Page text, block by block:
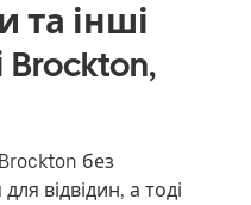
та інші
Brockton,
без
відвідин, а тоді